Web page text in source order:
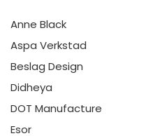
Anne Black
Aspa Verkstad
Beslag Design
Didheya
DOT Manufacture
Esor